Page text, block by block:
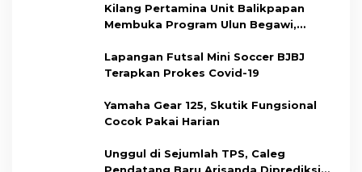
Kilang Pertamina Unit Balikpapan
Membuka Program Ulun Begawi,
Lapangan Futsal Mini Soccer BJBJ
Terapkan Prokes Covid-19
Yamaha Gear 125, Skutik Fungsional
Cocok Pakai Harian
Unggul di Sejumlah TPS, Caleg
Pendatang Baru Arisanda Diprediksi